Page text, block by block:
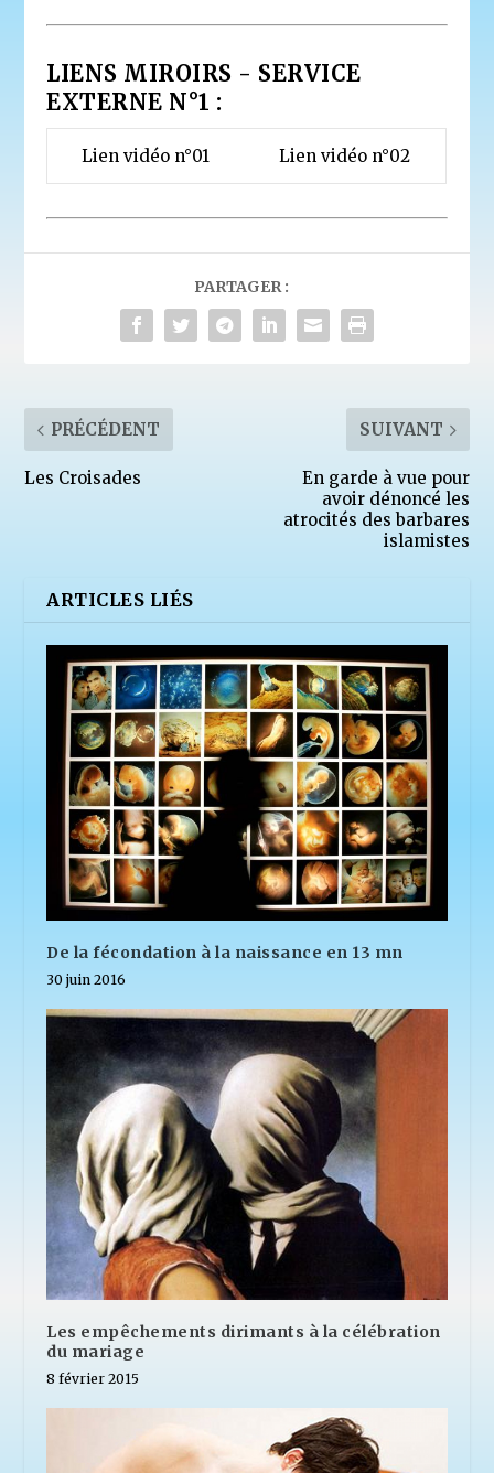
LIENS MIROIRS - SERVICE
EXTERNE N°1 :
Lien vidéo n°01 Lien vidéo n°02
PARTAGER :
PRÉCÉDENT
Les Croisades
SUIVANT
En garde à vue pour
avoir dénoncé les
atrocités des barbares
islamistes
ARTICLES LIÉS
De la fécondation à la naissance en 13 mn
30 juin 2016
Les empêchements dirimants à la célébration
du mariage
8 février 2015